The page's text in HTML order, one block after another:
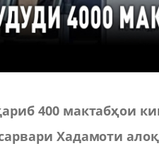
400 мактабҳои
Хадамоти